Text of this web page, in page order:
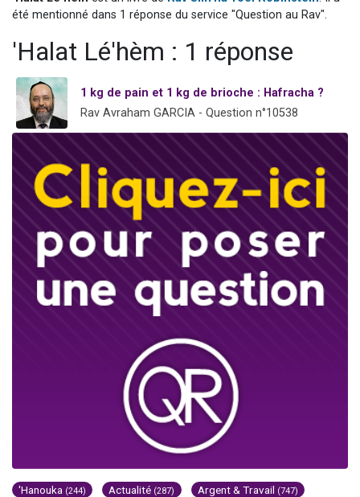
Dovan vient de donner son Maasser
Malgorzata vient de donner son Maasser
été mentionné dans 1 réponse du service "Question au Rav".
'Halat Lé'hèm : 1 réponse
1 kg de pain et 1 kg de brioche : Hafracha ?
Rav Avraham GARCIA - Question n°10538
'Hanouka (244) Actualité (287) Argent & Travail (747)